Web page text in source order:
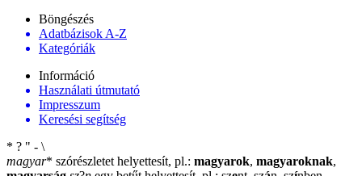
Böngészés
Adatbázisok A-Z
Kategóriák
Információ
Használati útmutató
Impresszum
Keresési segítség
* ? " - \
magyar* szórészletet helyettesít, pl.: magyarok, magyaroknak,